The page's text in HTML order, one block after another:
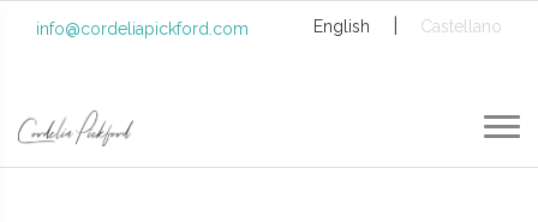
info@cordeliapickford.com English Castellano